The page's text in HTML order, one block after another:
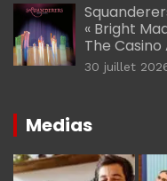
« Bright
The Casino
30 juillet
Medias